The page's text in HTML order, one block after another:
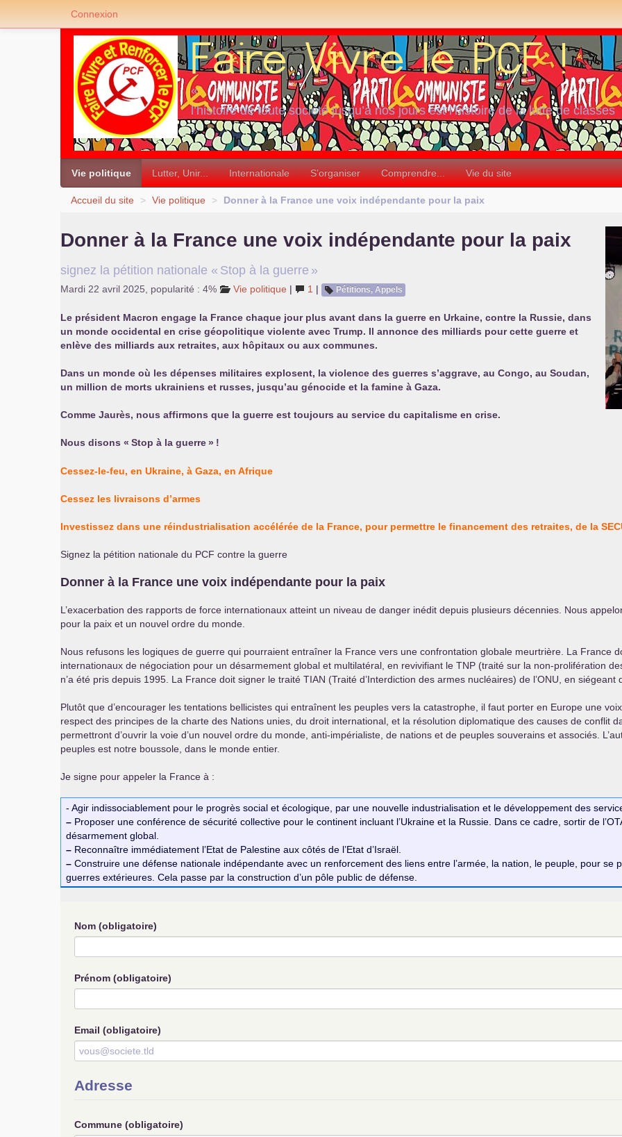
«
l’histoire de toute société jusqu’à nos jours est l’histoire de la lutte de classes
»
Vie politique Lutter, Unir... Internationale S’organiser Comprendre... Vie du site
Accueil du site > Vie politique > Donner à la France une voix indépendante pour la paix
Donner à la France une voix indépendante pour la paix
signez la pétition nationale « Stop à la guerre »
Mardi 22 avril 2025 popularité : 4% Vie politique | 1 | Pétitions, Appels
Le président Macron engage la France chaque jour plus avant dans la guerre en Urkaine, contre la Russie, dans
un monde occidental en crise géopolitique violente avec Trump. Il annonce des milliards pour cette guerre et
enlève des milliards aux retraites, aux hôpitaux ou aux communes.
Dans un monde où les dépenses militaires explosent, la violence des guerres s’aggrave, au Congo, au Soudan,
un million de morts ukrainiens et russes, jusqu’au génocide et la famine à Gaza.
Comme Jaurès, nous affirmons que la guerre est toujours au service du capitalisme en crise.
Nous disons « Stop à la guerre» !
Cessez-le-feu, en Ukraine, à Gaza, en Afrique
Cessez les livraisons d’armes
Investissez dans une réindustrialisation accélérée de la France, pour permettre le financement des retraites, de la
Signez la pétition nationale du PCF contre la guerre
Donner à la France une voix indépendante pour la paix
L’exacerbation des rapports de force internationaux atteint un niveau de danger inédit depuis plusieurs décennies. Nous
pour la paix et un nouvel ordre du monde.
Nous refusons les logiques de guerre qui pourraient entraîner la France vers une confrontation globale meurtrière. La France
internationaux de négociation pour un désarmement global et multilatéral, en revivifiant le TNP (traité sur la non-prolifération
n’a été pris depuis 1995. La France doit signer le traité TIAN (Traité d’Interdiction des armes nucléaires) de l’ONU , en
Plutôt que d’encourager les tentations bellicistes qui entraînent les peuples vers la catastrophe, il faut porter en Europe une
respect des principes de la charte des Nations unies, du droit international, et la résolution diplomatique des causes de conflit
permettront d’ouvrir la voie d’un nouvel ordre du monde, anti-impérialiste, de nations et de peuples souverains et associés.
peuples est notre boussole, dans le monde entier.
Je signe pour appeler la France à :
- Agir indissociablement pour le progrès social et écologique, par une nouvelle industrialisation et le développement des
– Proposer une conférence de sécurité collective pour le continent incluant l’Ukraine et la Russie. Dans ce cadre, sortir de l’
désarmement global.
– Reconnaître immédiatement l’Etat de Palestine aux côtés de l’Etat d’Israël.
– Construire une défense nationale indépendante avec un renforcement des liens entre l’armée, la nation, le peuple, pour se
guerres extérieures. Cela passe par la construction d’un pôle public de défense.
Nom (obligatoire)
Prénom (obligatoire)
Email (obligatoire)
Adresse
Commune (obligatoire)
Connexion